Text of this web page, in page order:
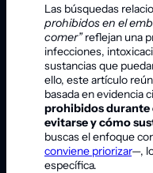
Las búsquedas
prohibidos en el
comer”reflejan una
infecciones,
sustancias que
ello, este artículo
basada en evidencia
prohibidos durante
evitarse y cómo
buscas el enfoque
conviene priorizar—,
específica.